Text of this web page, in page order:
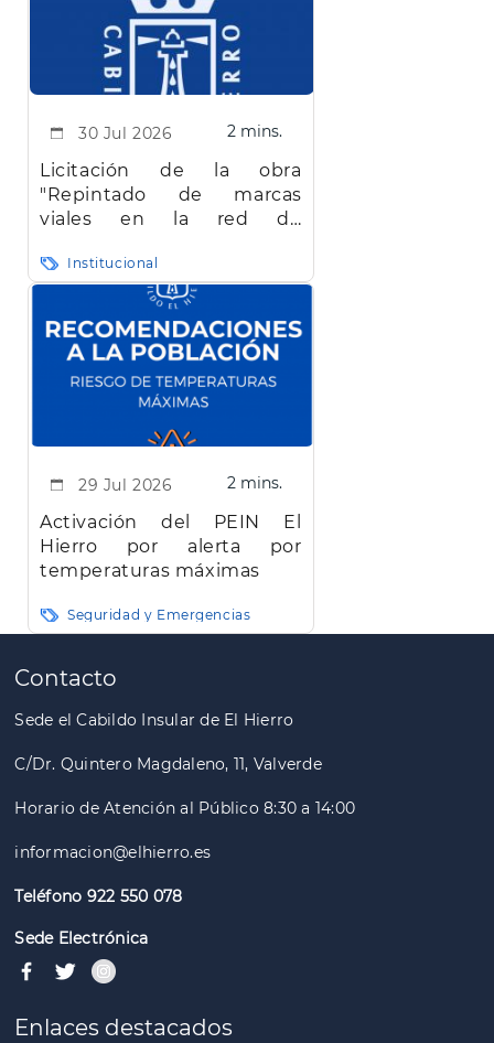
30 Jul 2026 2 mins.
Licitación de la obra
"Repintado de marcas
viales en la red de
Hierro"
Institucional
29 Jul 2026 2 mins.
Activación del PEIN El
Hierro por alerta por
temperaturas máximas
Seguridad y Emergencias
Paginación
Contacto
Sede el Cabildo Insular de El Hierro
C/Dr. Quintero Magdaleno, 11, Valverde
Horario de Atención al Público 8:30 a 14:00
informacion@elhierro.es
Teléfono 922 550 078
Sede Electrónica
Enlaces destacados